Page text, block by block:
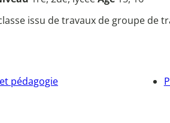
issu de travaux de groupe de
pédagogie